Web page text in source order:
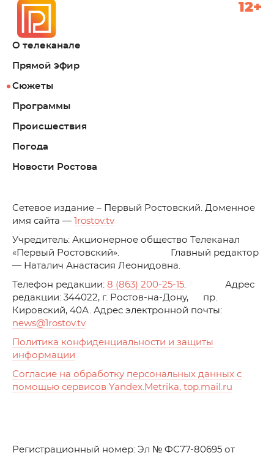
О телеканале
Прямой эфир
Сюжеты
Программы
Происшествия
Погода
Новости Ростова
12+
Cетевое издание – Первый Ростовский. Доменное
имя сайта —
1rostov.tv
Учредитель: Акционерное общество Телеканал
«Первый Ростовский». Главный редактор
— Наталич Анастасия Леонидовна.
Телефон редакции: 8 (863) 200-25-15. Адрес
редакции: 344022, г. Ростов-на-Дону, пр.
Кировский, 40А. Адрес электронной почты:
news@1rostov.tv
Политика конфиденциальности и защиты
информации
Согласие на обработку персональных данных с
помощью сервисов Yandex.Metrika, top.mail.ru
Регистрационный номер: Эл № ФС77-80695 от